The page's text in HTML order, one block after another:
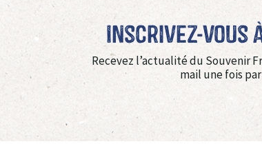
Inscrivez-vous
Recevez l’actualité du Souvenir
mail une fois